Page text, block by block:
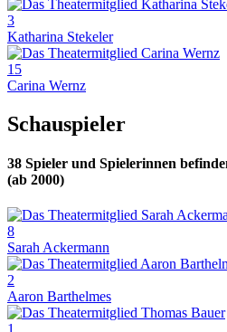
3
Katharina Stekeler
15
Carina Wernz
Schauspieler
38 Spieler und Spielerinnen
(ab 2000)
8
Sarah Ackermann
2
Aaron Barthelmes